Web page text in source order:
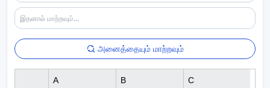
அனைத்தையும் மாற்றவும்
A B C